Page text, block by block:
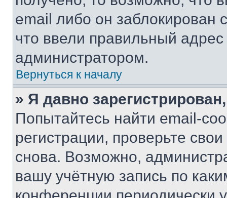
email либо он
что ввели правильный адрес
администратором.
Вернуться к началу
» Я давно
Попытайтесь найти email-
регистрации, проверьте
снова. Возможно,
вашу учётную запись по